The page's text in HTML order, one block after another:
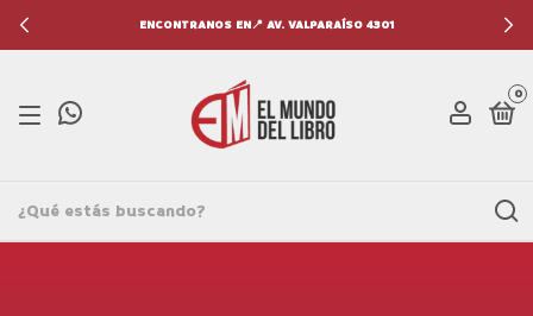
ENCONTRANOS EN📍 AV. VALPARAÍSO 4301
0